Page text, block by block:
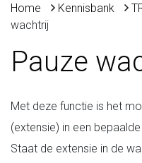
Home Kennisbank
wachtrij
Pauze
Met deze functie is het
(extensie) in een
Staat de extensie in de